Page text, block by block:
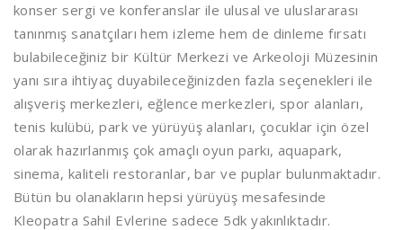
konser sergi ve konferanslar ile ulusal ve uluslararası
tanınmış sanatçıları hem izleme hem de dinleme fırsatı
bulabileceğiniz bir Kültür Merkezi ve Arkeoloji Müzesinin
yanı sıra ihtiyaç duyabileceğinizden fazla seçenekleri ile
alışveriş merkezleri, eğlence merkezleri, spor alanları,
tenis kulübü, park ve yürüyüş alanları, çocuklar için özel
olarak hazırlanmış çok amaçlı oyun parkı, aquapark,
sinema, kaliteli restoranlar, bar ve puplar bulunmaktadır.
Bütün bu olanakların hepsi yürüyüş mesafesinde
Kleopatra Sahil Evlerine sadece 5dk yakınlıktadır.